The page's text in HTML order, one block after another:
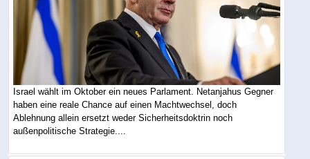
Israel wählt im Oktober ein neues Parlament. Netanjahus Gegner
haben eine reale Chance auf einen Machtwechsel, doch
Ablehnung allein ersetzt weder Sicherheitsdoktrin noch
außenpolitische Strategie....